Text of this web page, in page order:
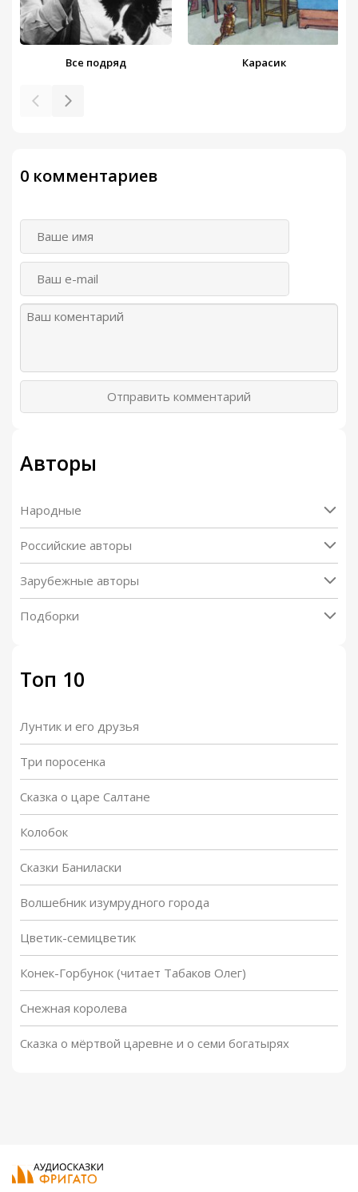
Все подряд Карасик
0 комментариев
Отправить комментарий
Авторы
Народные
Российские авторы
Зарубежные авторы
Подборки
Топ 10
Лунтик и его друзья
Три поросенка
Сказка о царе Салтане
Колобок
Сказки Баниласки
Волшебник изумрудного города
Цветик-семицветик
Конек-Горбунок (читает Табаков Олег)
Снежная королева
Сказка о мёртвой царевне и о семи богатырях